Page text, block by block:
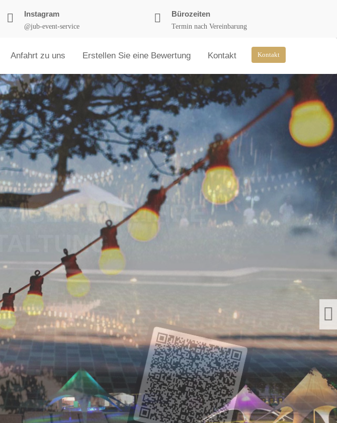
Instagram
@jub-event-service
Bürozeiten
Termin nach Vereinbarung
Kontakt
Anfahrt zu uns Erstellen Sie eine Bewertung Kontakt
FÜR IHRE
Kontakt